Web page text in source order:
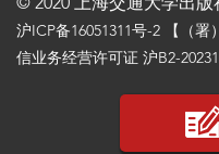
© 2020 上海交通大学出版
沪ICP备16051311号-2 【（署
信业务经营许可证 沪B2-